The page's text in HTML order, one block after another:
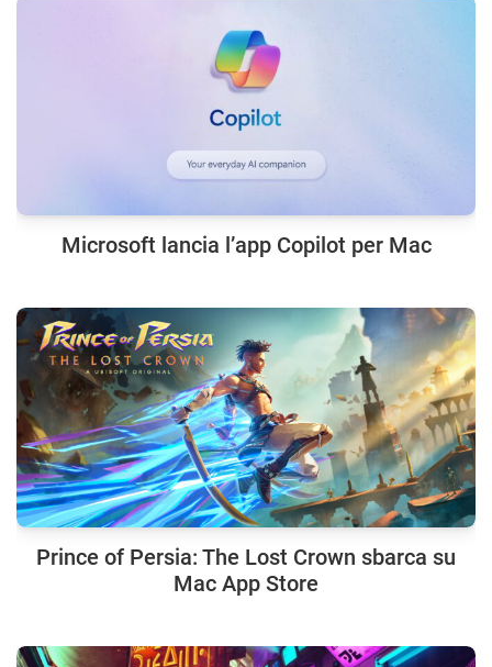
Microsoft lancia l’app Copilot per Mac
Prince of Persia: The Lost Crown sbarca su
Mac App Store